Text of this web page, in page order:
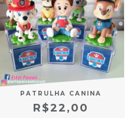
PATRULHA CANINA
R$22,00